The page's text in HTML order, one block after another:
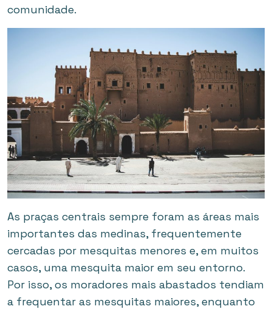
comunidade.
As praças centrais sempre foram as áreas mais
importantes das medinas, frequentemente
cercadas por mesquitas menores e, em muitos
casos, uma mesquita maior em seu entorno.
Por isso, os moradores mais abastados tendiam
a frequentar as mesquitas maiores, enquanto